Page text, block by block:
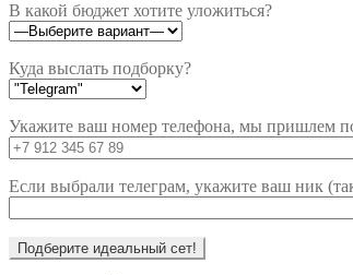
В какой бюджет хотите уложиться?
Куда выслать подборку?
Укажите ваш номер телефона, мы пришлем
Если выбрали телеграм, укажите ваш ник